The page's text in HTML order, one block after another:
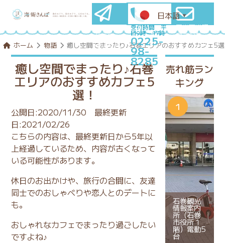
メールマ
ガ登録
はこちら
受付時間 平
日9時～17時
0225-
98-
8285
石巻圏満喫
プランを
コンシェル
ジュに相談
ホーム 物語 癒し空間でまったり♪石巻エリアのおすすめカフェ5
癒し空間でまったり♪石巻
エリアのおすすめカフェ5
選！
公開日:2020/11/30 最終更新
日:2021/02/26
こちらの内容は、最終更新日から5年以
上経過しているため、内容が古くなって
いる可能性があります。
休日のお出かけや、旅行の合間に、友達
同士でのおしゃべりや恋人とのデートに
も。
おしゃれなカフェでまったり過ごしたい
ですよね♪
売れ筋ラン
キング
石巻観光
情報案内
所（石巻
市役所１
階）電動5
台
日本語 ▼